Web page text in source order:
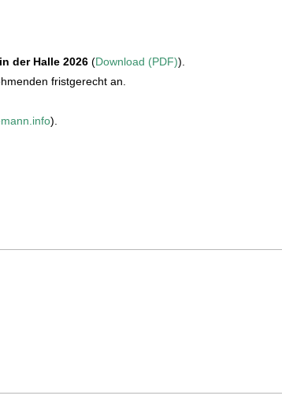
der Halle 2026 (Download (PDF)).
fristgerecht an.
).